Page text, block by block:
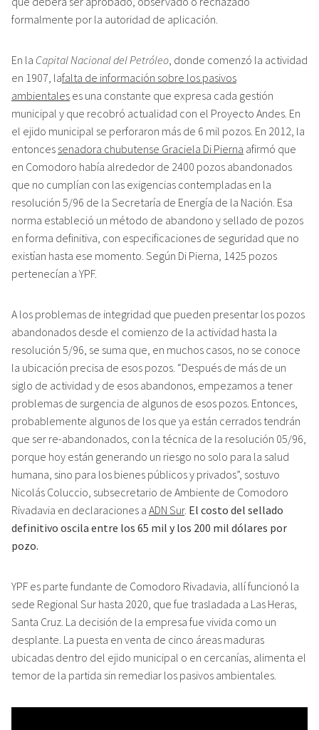
formalmente por la autoridad de aplicación.
En la Capital Nacional del Petróleo , donde comenzó la actividad
en 1907, lafalta de información sobre los pasivos
ambientales es una constante que expresa cada gestión
municipal y que recobró actualidad con el Proyecto Andes. En
el ejido municipal se perforaron más de 6 mil pozos. En 2012, la
entonces senadora chubutense Graciela Di Pierna afirmó que
en Comodoro había alrededor de 2400 pozos abandonados
que no cumplían con las exigencias contempladas en la
resolución 5/96 de la Secretaría de Energía de la Nación. Esa
norma estableció un método de abandono y sellado de pozos
en forma definitiva, con especificaciones de seguridad que no
existían hasta ese momento. Según Di Pierna, 1425 pozos
pertenecían a YPF.
A los problemas de integridad que pueden presentar los pozos
abandonados desde el comienzo de la actividad hasta la
resolución 5/96, se suma que, en muchos casos, no se conoce
la ubicación precisa de esos pozos. “Después de más de un
siglo de actividad y de esos abandonos, empezamos a tener
problemas de surgencia de algunos de esos pozos. Entonces,
probablemente algunos de los que ya están cerrados tendrán
que ser re-abandonados, con la técnica de la resolución 05/96,
porque hoy están generando un riesgo no solo para la salud
humana, sino para los bienes públicos y privados”, sostuvo
Nicolás Coluccio, subsecretario de Ambiente de Comodoro
Rivadavia en declaraciones a ADN Sur. El costo del sellado
definitivo oscila entre los 65 mil y los 200 mil dólares por
pozo.
YPF es parte fundante de Comodoro Rivadavia, allí funcionó la
sede Regional Sur hasta 2020, que fue trasladada a Las Heras,
Santa Cruz. La decisión de la empresa fue vivida como un
desplante. La puesta en venta de cinco áreas maduras
ubicadas dentro del ejido municipal o en cercanías, alimenta el
temor de la partida sin remediar los pasivos ambientales.